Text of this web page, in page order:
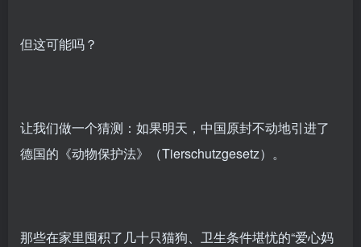
但这可能吗？
让我们做一个猜测：如果明天，中国原封不动地引进了
德国的《动物保护法》（Tierschutzgesetz）。
那些在家里囤积了几十只猫狗、卫生条件堪忧的“爱心妈